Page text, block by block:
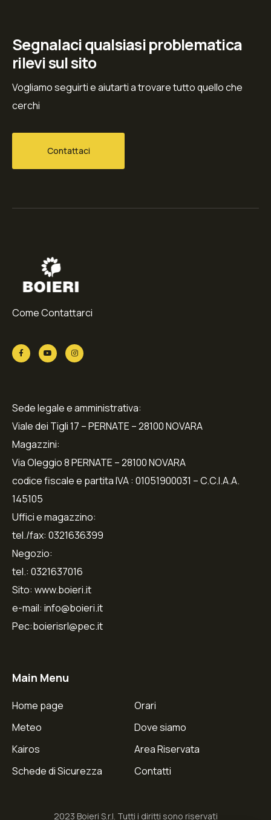
Segnalaci qualsiasi problematica
rilevi sul sito
Vogliamo seguirti e aiutarti a trovare tutto quello che
cerchi
Contattaci
Come Contattarci
Sede legale e amministrativa:
Viale dei Tigli 17 – PERNATE – 28100 NOVARA
Magazzini:
Via Oleggio 8 PERNATE – 28100 NOVARA
codice fiscale e partita IVA : 01051900031 – C.C.I.A.A.
145105
Uffici e magazzino:
tel./fax: 0321636399
Negozio:
tel.: 0321637016
Sito: www.boieri.it
e-mail: info@boieri.it
Pec:boierisrl@pec.it
Main Menu
Home page
Meteo
Kairos
Schede di Sicurezza
Orari
Dove siamo
Area Riservata
Contatti
2023 Boieri S.r.l. Tutti i diritti sono riservati